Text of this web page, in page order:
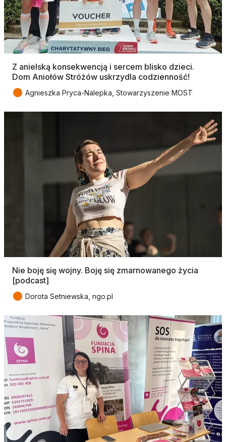
Z anielską konsekwencją i sercem blisko dzieci.
Dom Aniołów Stróżów uskrzydla codzienność!
● Agnieszka Pryca-Nalepka, Stowarzyszenie MOST
Nie boję się wojny. Boję się zmarnowanego życia
[podcast]
● Dorota Setniewska, ngo.pl